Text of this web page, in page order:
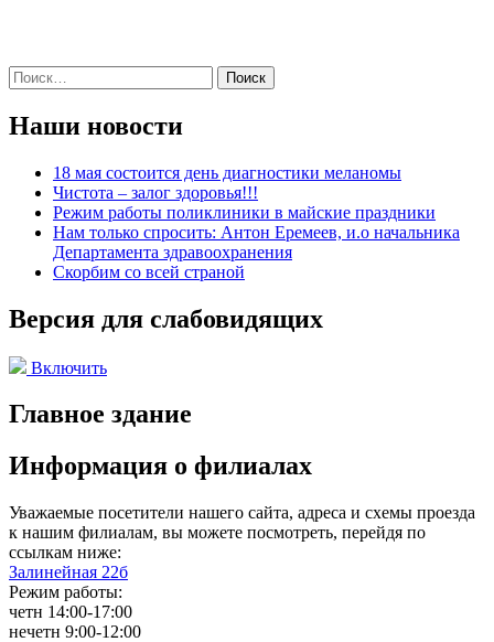
Найти:
Наши новости
18 мая состоится день диагностики меланомы
Чистота – залог здоровья!!!
Режим работы поликлиники в майские праздники
Нам только спросить: Антон Еремеев, и.о начальника
Департамента здравоохранения
Скорбим со всей страной
Версия для слабовидящих
Включить
Главное здание
Информация о филиалах
Уважаемые посетители нашего сайта, адреса и схемы проезда
к нашим филиалам, вы можете посмотреть, перейдя по
ссылкам ниже:
Залинейная 22б
Режим работы:
четн 14:00-17:00
нечетн 9:00-12:00